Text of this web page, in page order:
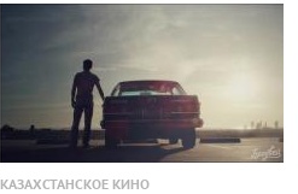
КАЗАХСТАНСКОЕ КИНО